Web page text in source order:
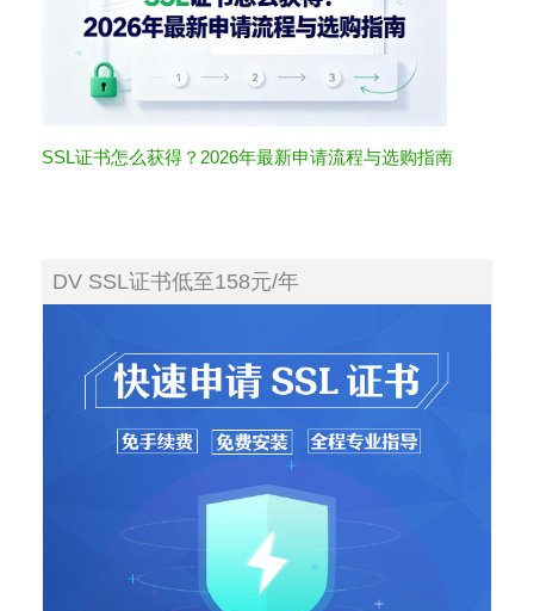
SSL证书怎么获得？2026年最新申请流程与选购指南
DV SSL证书低至158元/年